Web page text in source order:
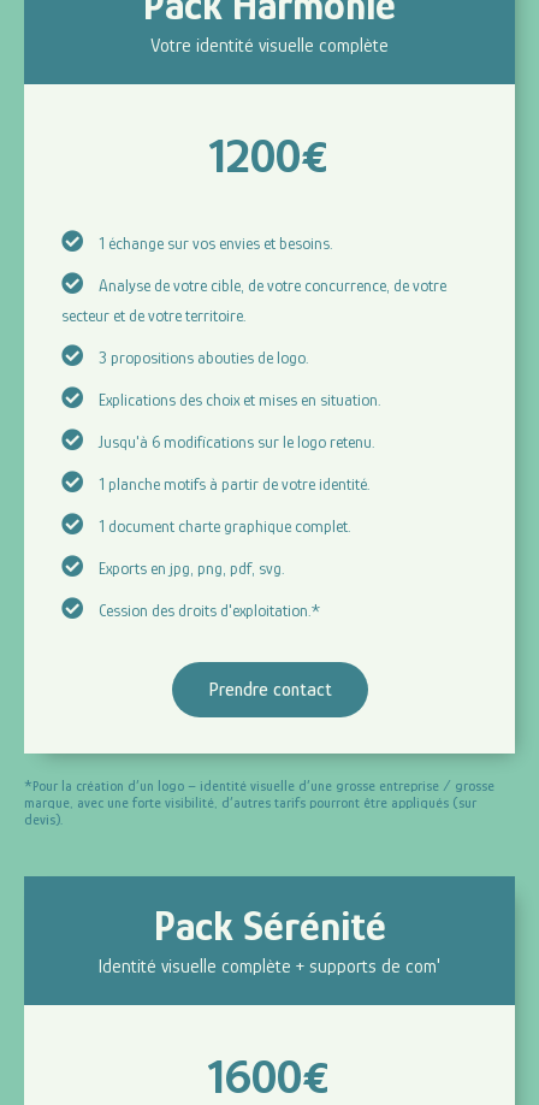
Votre identité visuelle complète
1200€
1 échange sur vos envies et besoins.
Analyse de votre cible, de votre concurrence, de votre
secteur et de votre territoire.
3 propositions abouties de logo.
Explications des choix et mises en situation.
Jusqu'à 6 modifications sur le logo retenu.
1 planche motifs à partir de votre identité.
1 document charte graphique complet.
Exports en jpg, png, pdf, svg.
Cession des droits d'exploitation.*
Prendre contact
*Pour la création d’un logo – identité visuelle d’une grosse entreprise / grosse
marque, avec une forte visibilité, d’autres tarifs pourront être appliqués (sur
devis).
Pack Sérénité
Identité visuelle complète + supports de com'
1600€